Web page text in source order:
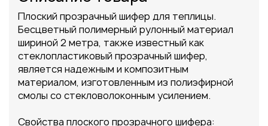
Плоский прозрачный шифер для теплицы.
Бесцветный полимерный рулонный материал
шириной 2 метра, также известный как
стеклопластиковый прозрачный шифер,
является надежным и композитным
материалом, изготовленным из полиэфирной
смолы со стекловолоконным усилением.
Свойства плоского прозрачного шифера: